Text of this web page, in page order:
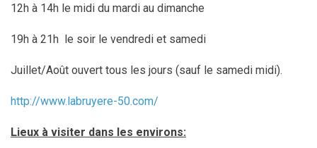
12h à 14h le midi du mardi au dimanche
19h à 21h le soir le vendredi et samedi
Juillet/Août ouvert tous les jours (sauf le samedi midi).
http://www.labruyere-50.com/
Lieux à visiter dans les environs: